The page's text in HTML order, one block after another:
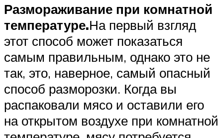
Размораживание при комнатной
температуре.На первый взгляд
этот способ может показаться
самым правильным, однако это не
так, это, наверное, самый опасный
способ разморозки. Когда вы
распаковали мясо и оставили его
на открытом воздухе при комнатной